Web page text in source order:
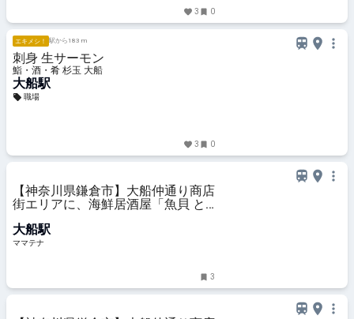
3 0
エキメシ！ 駅から183 m
刺身 生サーモン
鮨・酒・肴 杉玉 大船
大船駅
職場
3 0
【神奈川県鎌倉市】大船仲通り商店
街エリアに、海鮮居酒屋「魚貝 と
ナ
大船駅
ママテナ
3